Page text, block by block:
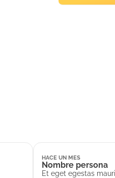
HACE UN MES
Nombre persona
Et eget egestas